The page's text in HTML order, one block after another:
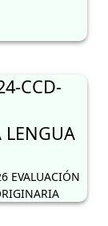
CCD-
LENGUA
EVALUACIÓN